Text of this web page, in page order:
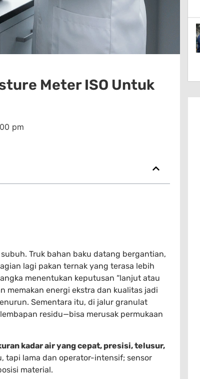
Meter ISO Untuk
pm
Truk bahan baku datang bergantian,
lagi pakan ternak yang terasa lebih
menentukan keputusan “lanjut atau
memakan energi ekstra dan kualitas jadi
Sementara itu, di jalur granulat
residu—bisa merusak permukaan
kadar air yang cepat, presisi, telusur,
tapi lama dan operator-intensif; sensor
material.